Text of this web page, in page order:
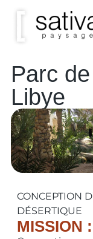
Parc
Libye
CONCEPTION
DÉSERTIQUE
MISSION :